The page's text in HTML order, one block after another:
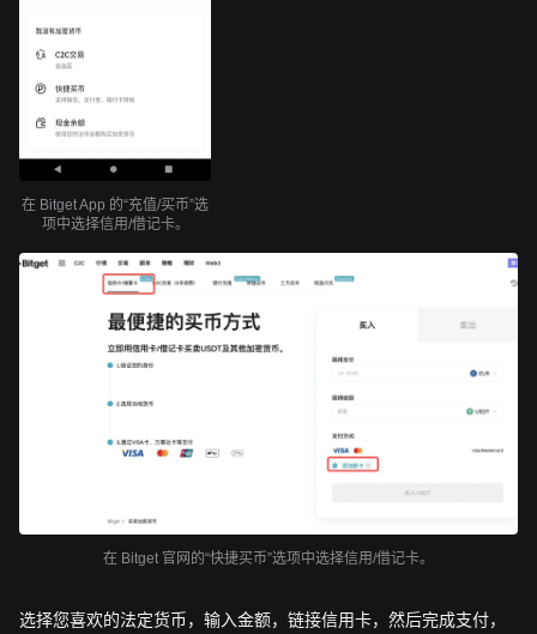
在 Bitget App 的“充值/买币”选
项中选择信用/借记卡。
在 Bitget 官网的“快捷买币”选项中选择信用/借记卡。
选择您喜欢的法定货币，输入金额，链接信用卡，然后完成支付，